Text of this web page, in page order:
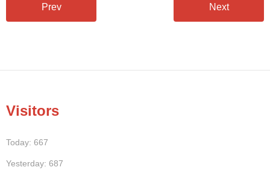
Prev Next
Visitors
Today: 667
Yesterday: 687